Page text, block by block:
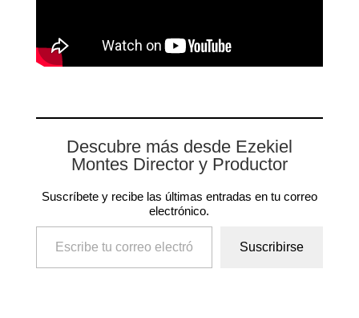
Descubre más desde Ezekiel
Montes Director y Productor
Suscríbete y recibe las últimas entradas en tu correo
electrónico.
Escribe tu correo electrónico…
Suscribirse